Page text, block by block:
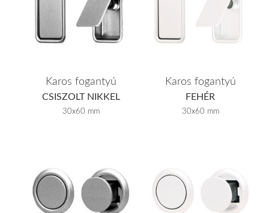
Karos fogantyú
CSISZOLT NIKKEL
30x60 mm
Karos fogantyú
FEHÉR
30x60 mm